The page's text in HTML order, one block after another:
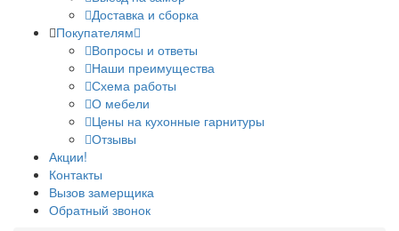
Доставка и сборка
Покупателям
Вопросы и ответы
Наши преимущества
Схема работы
О мебели
Цены на кухонные гарнитуры
Отзывы
Акции!
Контакты
Вызов замерщика
Обратный звонок